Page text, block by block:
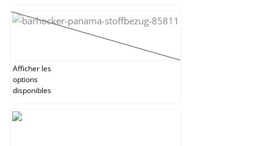
Blanc
(Cette option n'est pas disponible pour le
Afficher les
options
disponibles